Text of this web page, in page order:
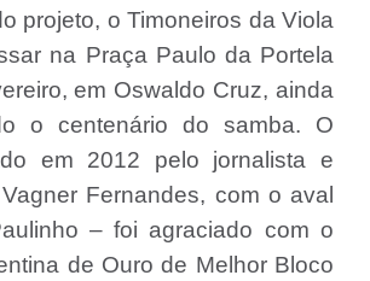
projeto, o Timoneiros da Viola
na Praça Paulo da Portela
em Oswaldo Cruz, ainda
o centenário do samba. O
em 2012 pelo jornalista e
Fernandes, com o aval
– foi agraciado com o
de Ouro de Melhor Bloco